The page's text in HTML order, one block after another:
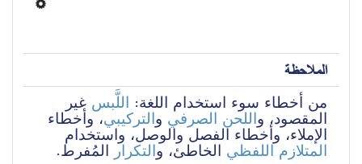
الملاحظة
من أخطاء سوء استخدام اللغة: اللَّبس
المقصود، واللحن الصرفي والتركيبي
الإملاء، وأخطاء الفصل والوصل، واستخدام
المتلازم اللفظي الخاطئ، والتكرار المُفرط.